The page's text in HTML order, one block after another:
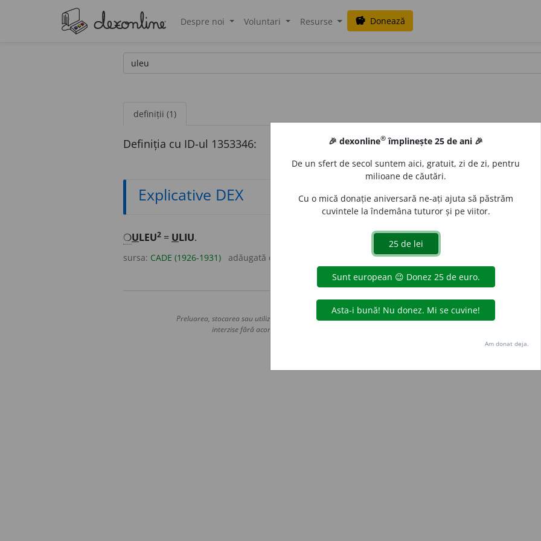
Despre noi Voluntari Resurse savings Donează
definiții (1)
Definiția cu ID-ul 1353346:
Explicative DEX
❍ULEU2 = ULIU.
sursa: CADE (1926-1931) adăugată de
Copyright © 2004-2026 dexonline (https://dexonline.ro)
Preluarea, stocarea sau utilizarea datelor de pe acest site, inclusiv prin orice metode de extragere automată
interzise fără acordul nostru prealabil scris, cu excepția seturilor de date oferite oficial spre utilizare
Hosterion
🎉 dexonline® împlinește 25 de ani 🎉
De un sfert de secol suntem aici, gratuit, zi de zi, pentru
milioane de căutări.
Cu o mică donație aniversară ne-ați ajuta să păstrăm
cuvintele la îndemâna tuturor și pe viitor.
Am donat deja.